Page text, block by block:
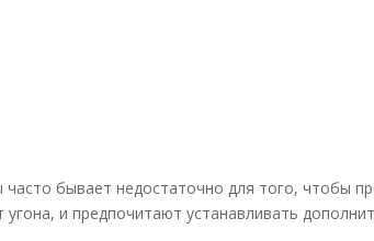
бывает недостаточно для того, чтобы
и предпочитают устанавливать